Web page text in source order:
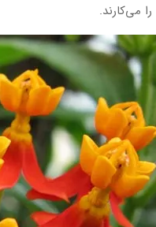
می‌کارند.